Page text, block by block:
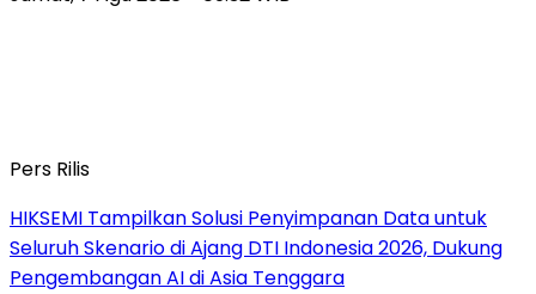
Pers Rilis
HIKSEMI Tampilkan Solusi Penyimpanan Data untuk
Seluruh Skenario di Ajang DTI Indonesia 2026, Dukung
Pengembangan AI di Asia Tenggara